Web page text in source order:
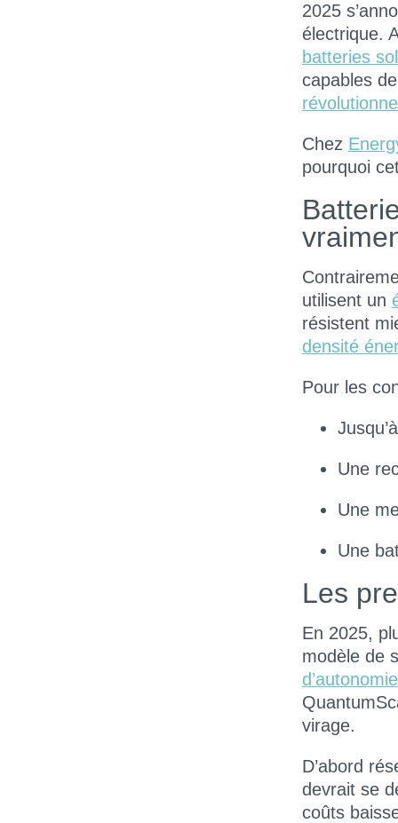
2025
électrique.
batteries
capables
Chez
pourquoi
utilisent un
résistent
densité
Pour les
Une
Une
Une
Les
En 2025,
modèle de
d’autonomie
virage.
D’abord
devrait se
coûts